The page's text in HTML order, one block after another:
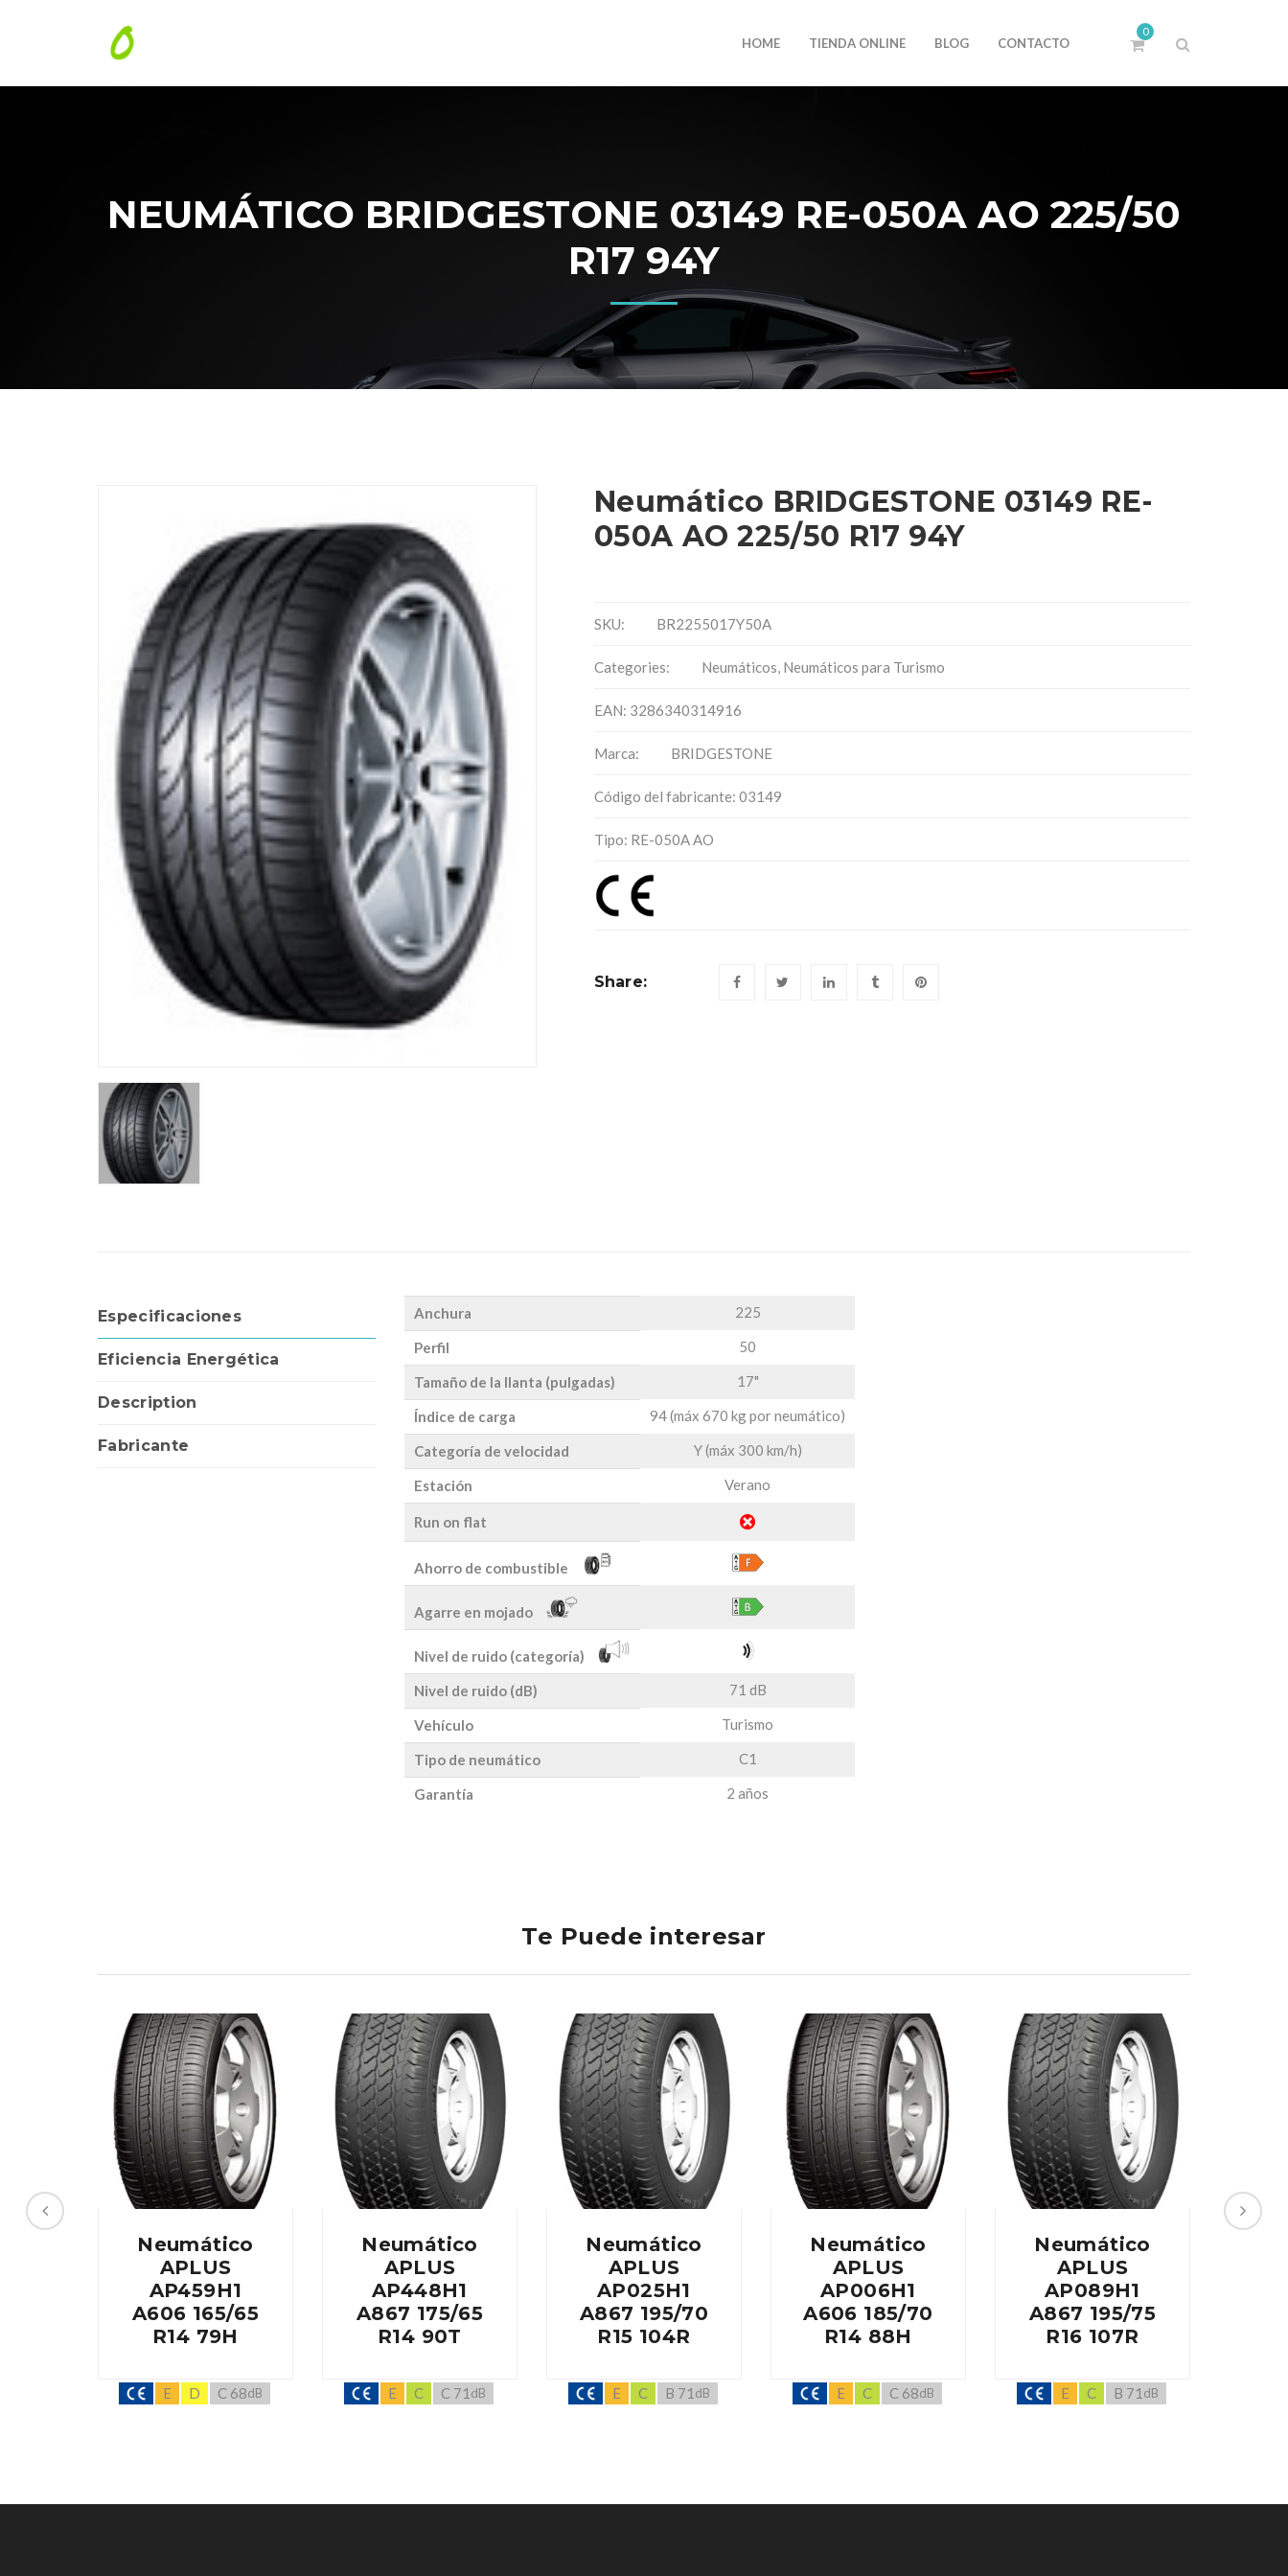
HOME TIENDA ONLINE BLOG CONTACTO
0
NEUMÁTICO BRIDGESTONE 03149 RE-050A AO 225/50
R17 94Y
Neumático BRIDGESTONE 03149 RE-
050A AO 225/50 R17 94Y
SKU: BR2255017Y50A
Categories: Neumáticos, Neumáticos para Turismo
EAN: 3286340314916
Marca: BRIDGESTONE
Código del fabricante: 03149
Tipo: RE-050A AO
Share:
Especificaciones
Eficiencia Energética
Description
Fabricante
Anchura 225
Perfil 50
Tamaño de la llanta (pulgadas) 17"
Índice de carga 94 (máx 670 kg por neumático)
Categoría de velocidad Y (máx 300 km/h)
Estación Verano
Run on flat
Ahorro de combustible
Agarre en mojado
Nivel de ruido (categoría)
Nivel de ruido (dB)
71 dB
Vehículo Turismo
Tipo de neumático C1
Garantía 2 años
Te Puede interesar
Neumático
APLUS
AP459H1
A606 165/65
R14 79H
E D C 68dB
Neumático
APLUS
AP448H1
A867 175/65
R14 90T
E C C 71 dB
Neumático
APLUS
AP025H1
A867 195/70
R15 104R
E C B 71 dB
Neumático
APLUS
AP006H1
A606 185/70
R14 88H
E C C 68dB
Neumático
APLUS
AP089H1
A867 195/75
R16 107R
E C B 71 dB